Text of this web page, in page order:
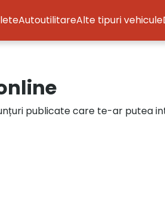
AutoutilitareAlte tipuri vehicule
publicate care te-ar putea